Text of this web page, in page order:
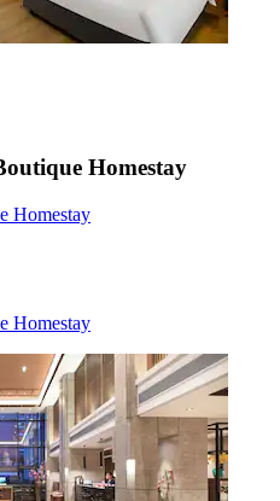
Homestay
Homestay
Homestay